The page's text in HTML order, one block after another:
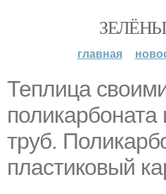
главная
Теплица
поликарбоната
труб.
пластиковый